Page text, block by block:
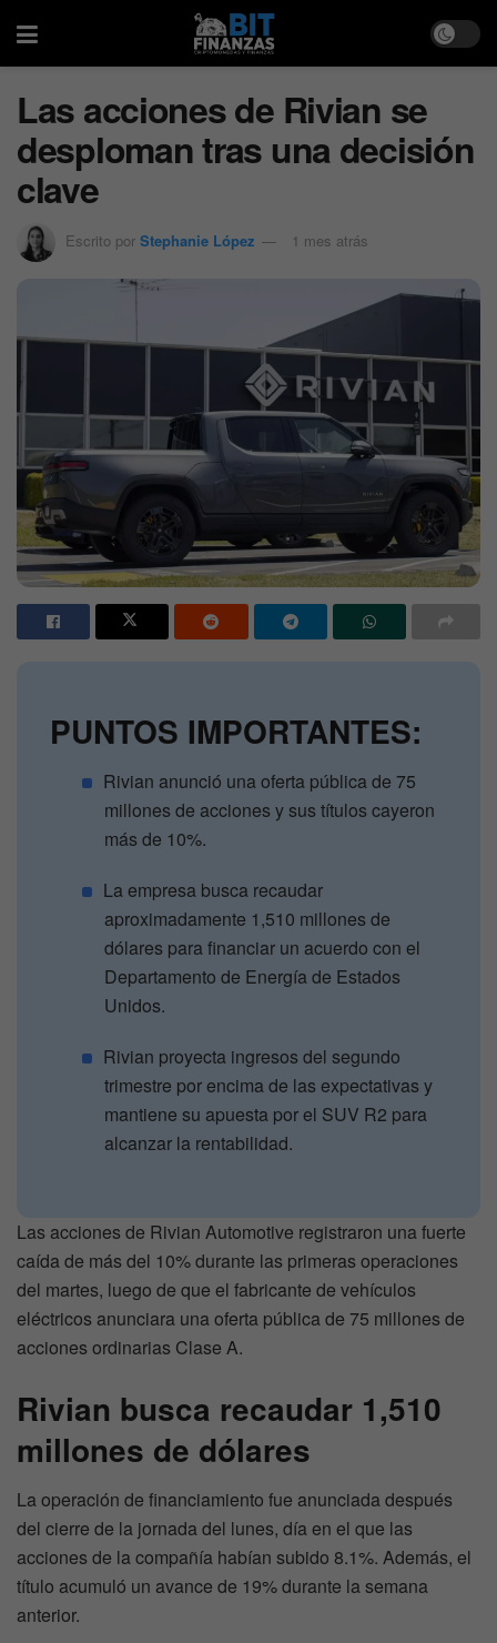
Las acciones de Rivian se
desploman tras una decisión
clave
Escrito por Stephanie López 1 mes atrás
PUNTOS IMPORTANTES:
Rivian anunció una oferta pública de 75
millones de acciones y sus títulos cayeron
más de 10%.
La empresa busca recaudar
aproximadamente 1,510 millones de
dólares para financiar un acuerdo con el
Departamento de Energía de Estados
Unidos.
Rivian proyecta ingresos del segundo
trimestre por encima de las expectativas y
mantiene su apuesta por el SUV R2 para
alcanzar la rentabilidad.
Las acciones de Rivian Automotive registraron una fuerte
caída de más del 10% durante las primeras operaciones
del martes, luego de que el fabricante de vehículos
eléctricos anunciara una oferta pública de 75 millones de
acciones ordinarias Clase A.
Rivian busca recaudar 1,510
millones de dólares
La operación de financiamiento fue anunciada después
del cierre de la jornada del lunes, día en el que las
acciones de la compañía habían subido 8.1%. Además, el
título acumuló un avance de 19% durante la semana
anterior.